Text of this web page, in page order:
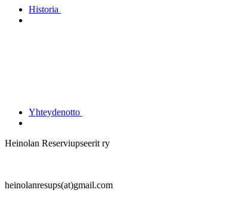
Historia
Yhteydenotto
Heinolan Reserviupseerit ry
heinolanresups(at)gmail.com